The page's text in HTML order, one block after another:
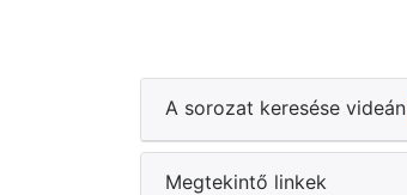
A sorozat keresése videán
Megtekintő linkek